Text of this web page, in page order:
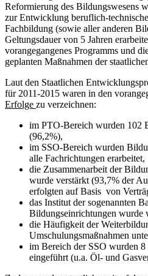
Reformierung des Bildungswesens
zur Entwicklung beruflich-
Fachbildung (sowie aller anderen
Geltungsdauer von 5 Jahren
vorangegangenes Programms und
geplanten Maßnahmen der
Laut den Staatlichen
für 2011-2015 waren in den
Erfolge zu verzeichnen:
im PTO-Bereich wurden 102
(96,2%),
im SSO-Bereich wurden
alle Fachrichtungen erarbeitet,
die Zusammenarbeit der
wurde verstärkt (93,7% der
erfolgten auf Basis von
das Institut der sogenannten
Bildungseinrichtungen wurde
die Häufigkeit der
Umschulungsmaßnahmen
im Bereich der SSO wurden 8
eingeführt (u.a. Öl- und